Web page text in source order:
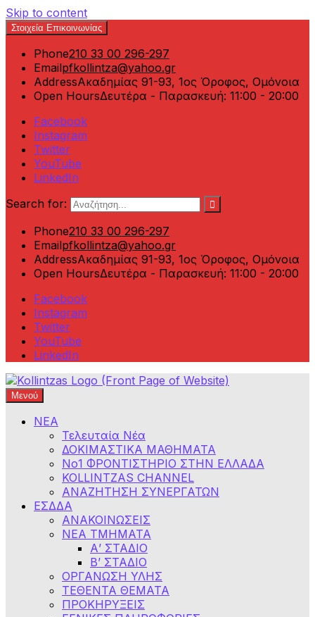
Skip to content
Στοιχεία Επικοινωνίας
Phone210 33 00 296-297
Emailpfkollintza@yahoo.gr
AddressΑκαδημίας 91-93, 1ος Όροφος, Ομόνοια
Open HoursΔευτέρα - Παρασκευή: 11:00 - 20:00
Facebook
Instagram
Twitter
YouTube
LinkedIn
Search for:
Phone210 33 00 296-297
Emailpfkollintza@yahoo.gr
AddressΑκαδημίας 91-93, 1ος Όροφος, Ομόνοια
Open HoursΔευτέρα - Παρασκευή: 11:00 - 20:00
Facebook
Instagram
Twitter
YouTube
LinkedIn
Φροντιστήρια Κολλίντζα – Διαγωνισμοί Δημοσίου
ΕΣΔΔΑ – ΑΣΕΠ – ΑΑΔΕ – ΕΣΔΙ – ΥΠΕΞ
Μενού
ΝΕΑ
Τελευταία Νέα
ΔΟΚΙΜΑΣΤΙΚΑ ΜΑΘΗΜΑΤΑ
Νο1 ΦΡΟΝΤΙΣΤΗΡΙΟ ΣΤΗΝ ΕΛΛΑΔΑ
KOLLINTZAS CHANNEL
ΑΝΑΖΗΤΗΣΗ ΣΥΝΕΡΓΑΤΩΝ
ΕΣΔΔΑ
ΑΝΑΚΟΙΝΩΣΕΙΣ
ΝΕΑ ΤΜΗΜΑΤΑ
Α’ ΣΤΑΔΙΟ
Β’ ΣΤΑΔΙΟ
ΟΡΓΑΝΩΣΗ ΥΛΗΣ
ΤΕΘΕΝΤΑ ΘΕΜΑΤΑ
ΠΡΟΚΗΡΥΞΕΙΣ